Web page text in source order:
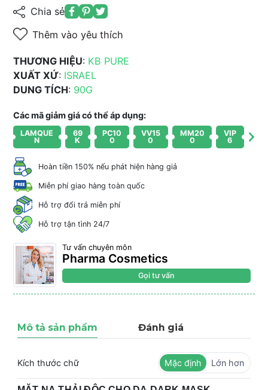
Chia sẻ
Thêm vào yêu thích
THƯƠNG HIỆU: KB PURE
XUẤT XỨ: ISRAEL
DUNG TÍCH: 90G
Các mã giảm giá có thể áp dụng:
LAMQUE
N
69
K
PC10
0
VV15
0
MM20
0
VIP
6
Hoàn tiền 150% nếu phát hiện hàng giả
Miễn phí giao hàng toàn quốc
Hỗ trợ đổi trả miễn phí
Hỗ trợ tận tình 24/7
Tư vấn chuyên môn
Pharma Cosmetics
Gọi tư vấn
Mô tả sản phẩm Đánh giá
Kích thước chữ Mặc định Lớn hơn